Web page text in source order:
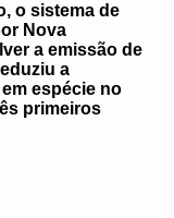
o sistema de
Nova
a emissão de
a
espécie no
primeiros